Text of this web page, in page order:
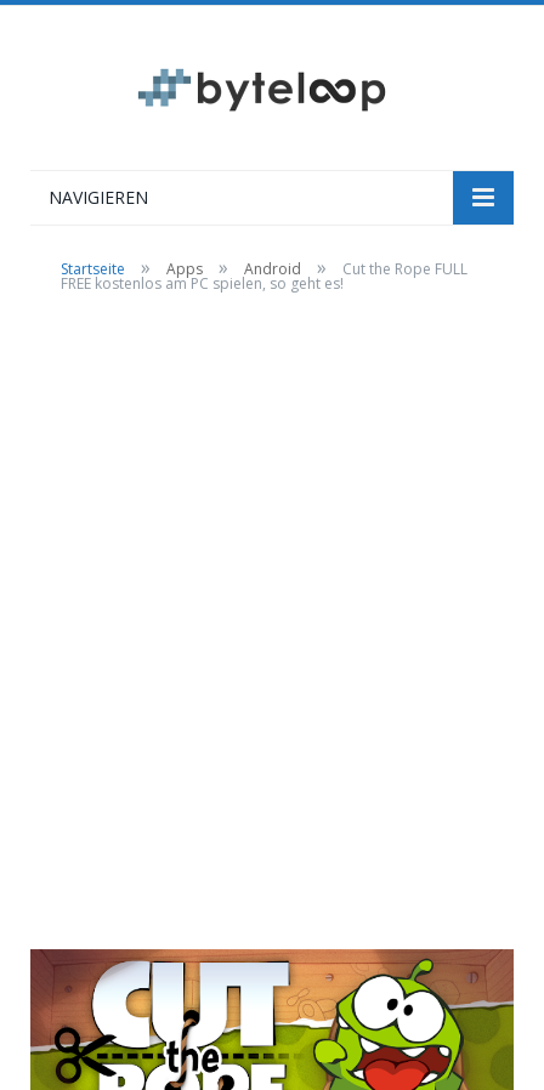
NAVIGIEREN
Startseite » Apps » Android » Cut the Rope FULL
FREE kostenlos am PC spielen, so geht es!